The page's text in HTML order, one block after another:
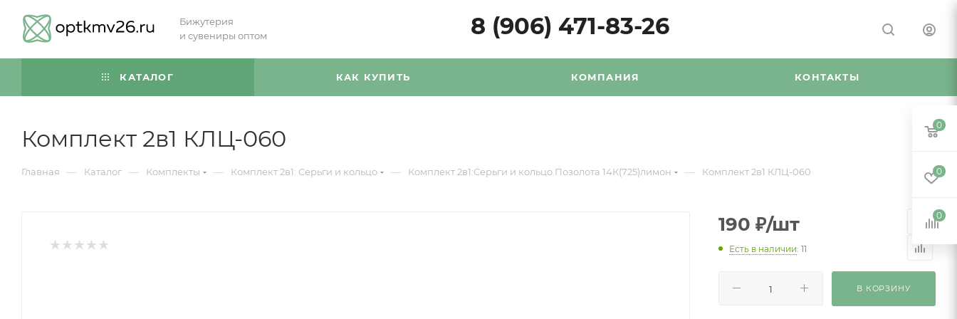
Бижутерия
и сувениры оптом
8 (906) 471-83-26
КАТАЛОГ КАК КУПИТЬ КОМПАНИЯ КОНТАКТЫ
Комплект 2в1 КЛЦ-060
Главная — Каталог — Комплекты — Комплект 2в1: Серьги и кольцо — Комплект 2в1:Серьги и кольцо.Позолота 14К(725)лимон — Комплект 2в1 КЛЦ-060
190 ₽/шт
Есть в наличии: 11
В КОРЗИНУ
0
0
0